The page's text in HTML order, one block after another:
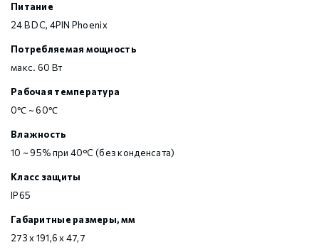
Питание
24 В DC, 4PIN Phoenix
Потребляемая мощность
макс. 60 Вт
Рабочая температура
0℃ ~ 60℃
Влажность
10 ~ 95% при 40°C (без конденсата)
Класс защиты
IP65
Габаритные размеры, мм
273 x 191,6 x 47,7